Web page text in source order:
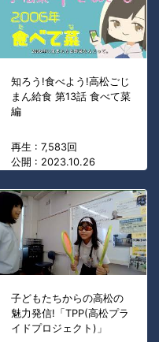
知ろう!食べよう!高松ごじ
まん給食 第13話 食べて菜
編
再生 : 7,583回
公開 : 2023.10.26
子どもたちからの高松の
魅力発信!「TPP(高松プラ
イドプロジェクト)」